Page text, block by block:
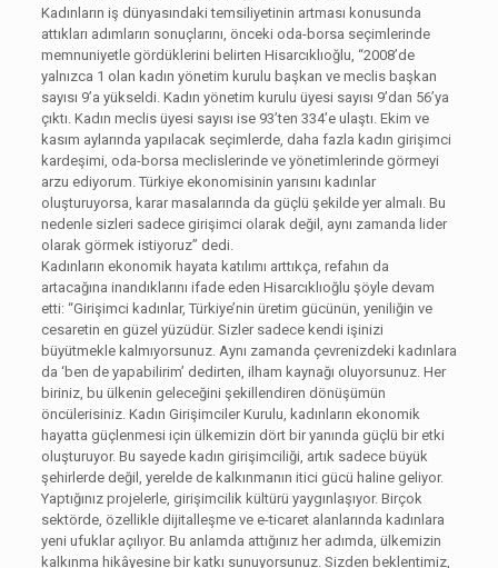
Kadınların iş dünyasındaki temsiliyetinin artması konusunda
attıkları adımların sonuçlarını, önceki oda-borsa seçimlerinde
memnuniyetle gördüklerini belirten Hisarcıklıoğlu, “2008’de
yalnızca 1 olan kadın yönetim kurulu başkan ve meclis başkan
sayısı 9’a yükseldi. Kadın yönetim kurulu üyesi sayısı 9’dan 56’ya
çıktı. Kadın meclis üyesi sayısı ise 93’ten 334’e ulaştı. Ekim ve
kasım aylarında yapılacak seçimlerde, daha fazla kadın girişimci
kardeşimi, oda-borsa meclislerinde ve yönetimlerinde görmeyi
arzu ediyorum. Türkiye ekonomisinin yarısını kadınlar
oluşturuyorsa, karar masalarında da güçlü şekilde yer almalı. Bu
nedenle sizleri sadece girişimci olarak değil, aynı zamanda lider
olarak görmek istiyoruz” dedi.
Kadınların ekonomik hayata katılımı arttıkça, refahın da
artacağına inandıklarını ifade eden Hisarcıklıoğlu şöyle devam
etti: “Girişimci kadınlar, Türkiye’nin üretim gücünün, yeniliğin ve
cesaretin en güzel yüzüdür. Sizler sadece kendi işinizi
büyütmekle kalmıyorsunuz. Aynı zamanda çevrenizdeki kadınlara
da ‘ben de yapabilirim’ dedirten, ilham kaynağı oluyorsunuz. Her
biriniz, bu ülkenin geleceğini şekillendiren dönüşümün
öncülerisiniz. Kadın Girişimciler Kurulu, kadınların ekonomik
hayatta güçlenmesi için ülkemizin dört bir yanında güçlü bir etki
oluşturuyor. Bu sayede kadın girişimciliği, artık sadece büyük
şehirlerde değil, yerelde de kalkınmanın itici gücü haline geliyor.
Yaptığınız projelerle, girişimcilik kültürü yaygınlaşıyor. Birçok
sektörde, özellikle dijitalleşme ve e-ticaret alanlarında kadınlara
yeni ufuklar açılıyor. Bu anlamda attığınız her adımda, ülkemizin
kalkınma hikâyesine bir katkı sunuyorsunuz. Sizden beklentimiz,